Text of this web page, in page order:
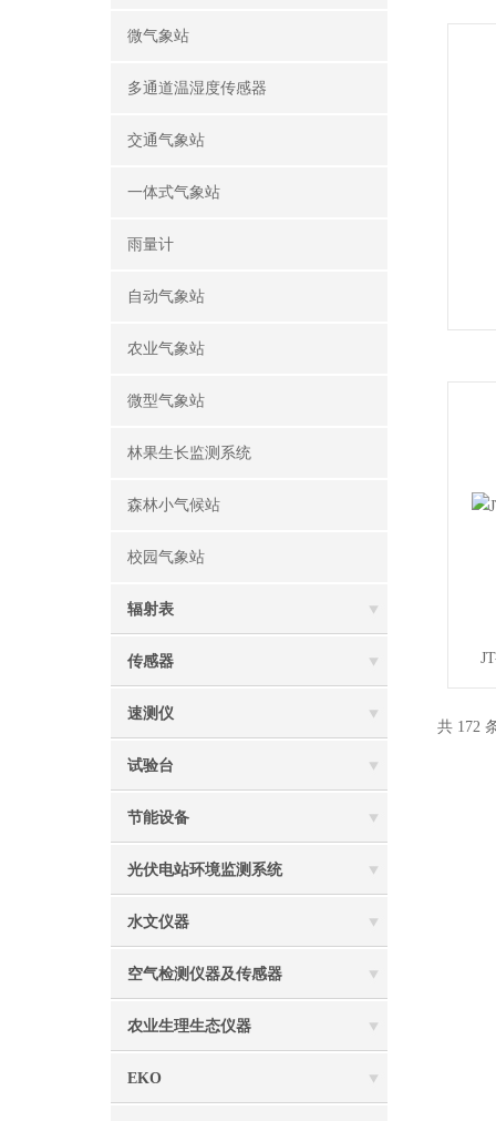
微气象站
多通道温湿度传感器
交通气象站
一体式气象站
雨量计
自动气象站
农业气象站
微型气象站
林果生长监测系统
森林小气候站
校园气象站
辐射表
传感器
速测仪
试验台
节能设备
光伏电站环境监测系统
水文仪器
空气检测仪器及传感器
农业生理生态仪器
EKO
共 172